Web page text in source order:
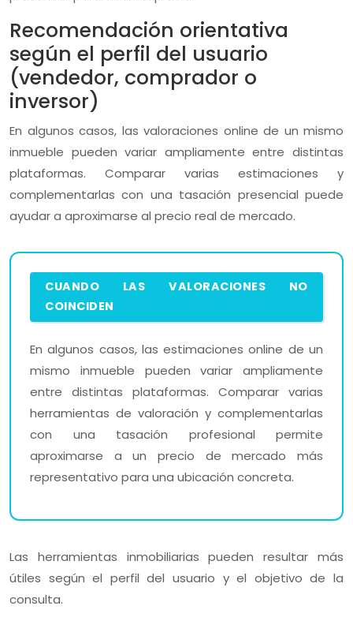
Recomendación orientativa
según el perfil del usuario
(vendedor, comprador o
inversor)
En algunos casos, las valoraciones online de un mismo
inmueble pueden variar ampliamente entre distintas
plataformas. Comparar varias estimaciones y
complementarlas con una tasación presencial puede
ayudar a aproximarse al precio real de mercado.
CUANDO LAS VALORACIONES NO
COINCIDEN
En algunos casos, las estimaciones online de un
mismo inmueble pueden variar ampliamente
entre distintas plataformas. Comparar varias
herramientas de valoración y complementarlas
con una tasación profesional permite
aproximarse a un precio de mercado más
representativo para una ubicación concreta.
Las herramientas inmobiliarias pueden resultar más
útiles según el perfil del usuario y el objetivo de la
consulta.